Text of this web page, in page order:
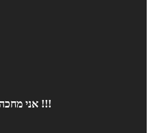
אני מחכה כל פעם לשיעור הבא איתו , אלוף !!!